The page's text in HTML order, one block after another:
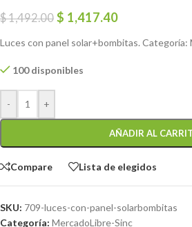
$1,492.00 $ 1,417.40
Luces con panel solar+bombitas. Categoría:
100 disponibles
- +
AÑADIR AL
Compare Lista de elegidos
SKU: 709-luces-con-panel-solarbombitas
Categoría: MercadoLibre-Sinc